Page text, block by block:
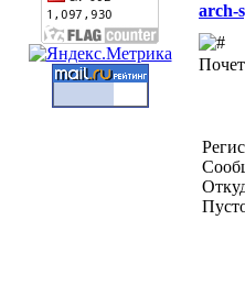
arch-